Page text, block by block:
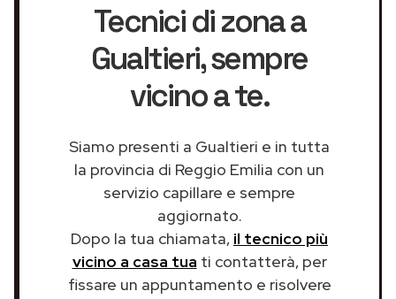
Tecnici di zona a
Gualtieri, sempre
vicino a te.
Siamo presenti a Gualtieri e in tutta
la provincia di Reggio Emilia con un
servizio capillare e sempre
aggiornato.
Dopo la tua chiamata, il tecnico più
vicino a casa tua ti contatterà, per
fissare un appuntamento e risolvere